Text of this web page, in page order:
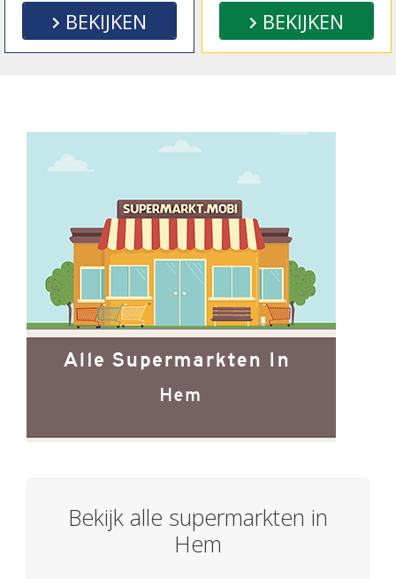
BEKIJKEN BEKIJKEN
Bekijk alle supermarkten in
Hem